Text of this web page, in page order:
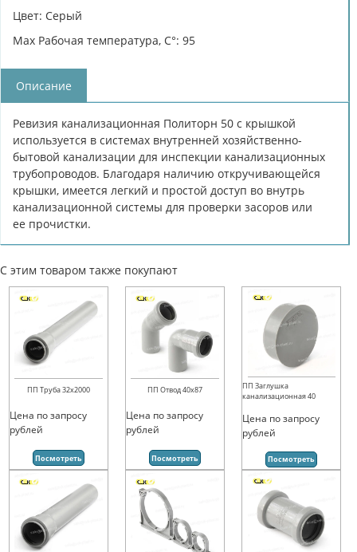
Цвет: Серый
Max Рабочая температура, C°: 95
Описание
Ревизия канализационная Политорн 50 с крышкой
используется в системах внутренней хозяйственно-
бытовой канализации для инспекции канализационных
трубопроводов. Благодаря наличию откручивающейся
крышки, имеется легкий и простой доступ во внутрь
канализационной системы для проверки засоров или
ее прочистки.
С этим товаром также покупают
ПП Труба 32х2000
Цена по запросу
рублей
Посмотреть
ПП Отвод 40х87
Цена по запросу
рублей
Посмотреть
ПП Заглушка
канализационная 40
Цена по запросу
рублей
Посмотреть